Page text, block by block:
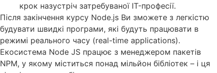
крок назустріч затребуваної IT-професії.
Після закінчення курсу Node.js Ви зможете з легкістю
будувати швидкі програми, які будуть працювати в
режимі реального часу (real-time applications).
Екосистема Node JS працює з менеджером пакетів
NPM, у якому міститься понад мільйон бібліотек – і ця